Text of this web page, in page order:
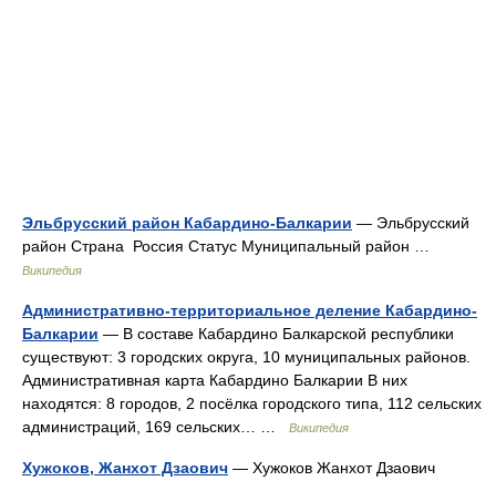
Эльбрусский район Кабардино-Балкарии — Эльбрусский
район Страна Россия Статус Муниципальный район …
Википедия
Административно-территориальное деление Кабардино-
Балкарии — В составе Кабардино Балкарской республики
существуют: 3 городских округа, 10 муниципальных районов.
Административная карта Кабардино Балкарии В них
находятся: 8 городов, 2 посёлка городского типа, 112 сельских
администраций, 169 сельских… …
Википедия
Хужоков, Жанхот Дзаович — Хужоков Жанхот Дзаович